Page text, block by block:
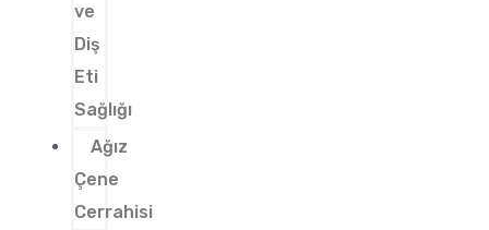
ve
Diş
Eti
Sağlığı
Ağız
Çene
Cerrahisi